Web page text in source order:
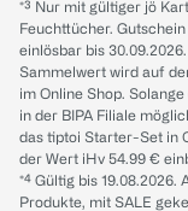
*³ Nur mit gültiger jö
Feuchttücher.
einlösbar bis
Sammelwert wird auf
im Online Shop.
in der BIPA Filiale
das tiptoi Starter-Set in
der Wert iHv 54.99 €
*⁴ Gültig bis
Produkte, mit SALE